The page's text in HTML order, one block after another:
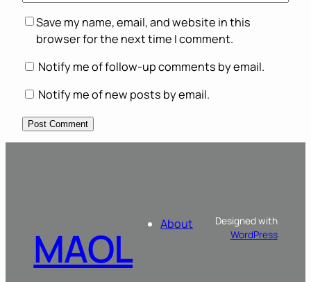
Save my name, email, and website in this
browser for the next time I comment.
Notify me of follow-up comments by email.
Notify me of new posts by email.
MAOL About
Designed with
WordPress